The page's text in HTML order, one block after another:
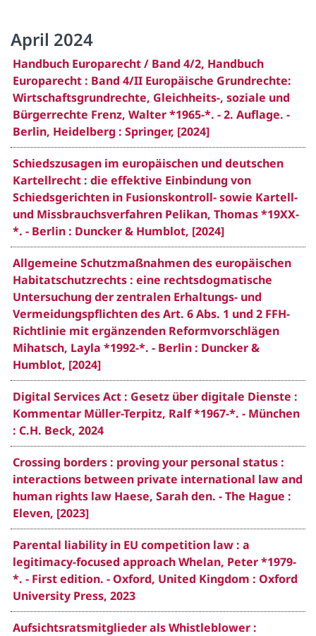
April 2024
Handbuch Europarecht / Band 4/2, Handbuch
Europarecht : Band 4/II Europäische Grundrechte:
Wirtschaftsgrundrechte, Gleichheits-, soziale und
Bürgerrechte Frenz, Walter *1965-*. - 2. Auflage. -
Berlin, Heidelberg : Springer, [2024]
Schiedszusagen im europäischen und deutschen
Kartellrecht : die effektive Einbindung von
Schiedsgerichten in Fusionskontroll- sowie Kartell-
und Missbrauchsverfahren Pelikan, Thomas *19XX-
*. - Berlin : Duncker & Humblot, [2024]
Allgemeine Schutzmaßnahmen des europäischen
Habitatschutzrechts : eine rechtsdogmatische
Untersuchung der zentralen Erhaltungs- und
Vermeidungspflichten des Art. 6 Abs. 1 und 2 FFH-
Richtlinie mit ergänzenden Reformvorschlägen
Mihatsch, Layla *1992-*. - Berlin : Duncker &
Humblot, [2024]
Digital Services Act : Gesetz über digitale Dienste :
Kommentar Müller-Terpitz, Ralf *1967-*. - München
: C.H. Beck, 2024
Crossing borders : proving your personal status :
interactions between private international law and
human rights law Haese, Sarah den. - The Hague :
Eleven, [2023]
Parental liability in EU competition law : a
legitimacy-focused approach Whelan, Peter *1979-
*. - First edition. - Oxford, United Kingdom : Oxford
University Press, 2023
Aufsichtsratsmitglieder als Whistleblower :